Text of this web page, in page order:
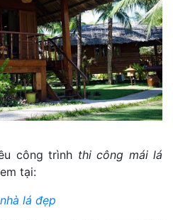
công trình thi công mái lá
tại:
lá đẹp